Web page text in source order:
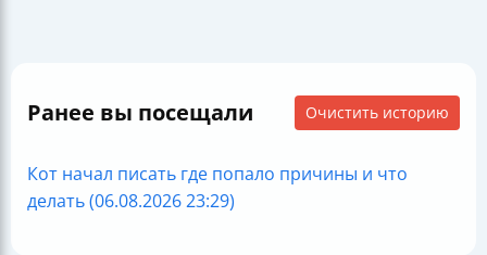
Ранее вы посещали Очистить историю
Кот начал писать где попало причины и что
делать (06.08.2026 23:29)